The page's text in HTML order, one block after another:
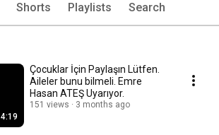
Shorts Playlists Search
4:19
Çocuklar İçin Paylaşın Lütfen.
Aileler bunu bilmeli. Emre
Hasan ATEŞ Uyarıyor.
151 views 3 months ago